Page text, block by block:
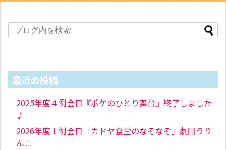
最近の投稿
2025年度４例会目『ポケのひとり舞台』終了しました
♪
2026年度１例会目「カドヤ食堂のなぞなぞ」劇団うり
んこ